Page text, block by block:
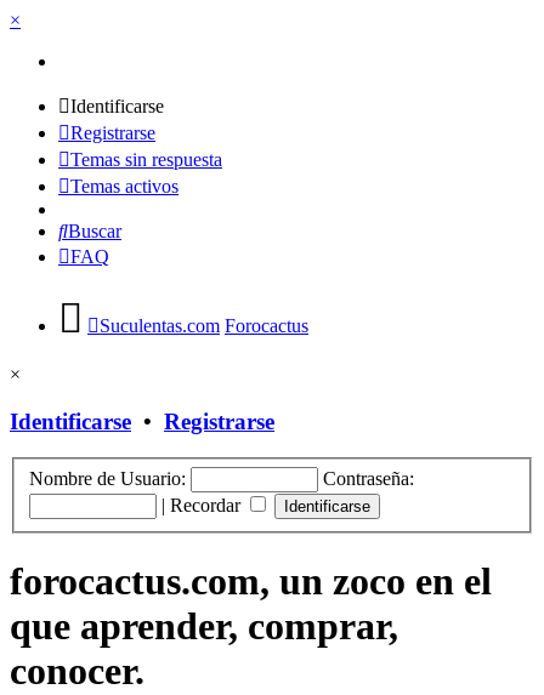
×
Identificarse
Registrarse
Temas sin respuesta
Temas activos
Buscar
FAQ
Suculentas.com Forocactus
×
Identificarse • Registrarse
Nombre de Usuario:
Contraseña:
| Recordar
forocactus.com, un zoco en el
que aprender, comprar,
conocer.